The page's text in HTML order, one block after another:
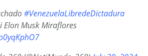
#VenezuelaLibredeDictadura
Elon Musk Miraflores